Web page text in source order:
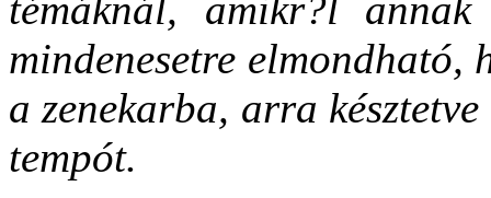
mindenesetre
a zenekarba, arra
tempót.